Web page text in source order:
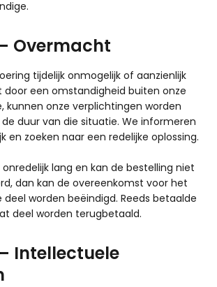
Overmacht
tijdelijk onmogelijk of aanzienlijk
door een omstandigheid buiten onze
kunnen onze verplichtingen worden
duur van die situatie. We informeren
en zoeken naar een redelijke oplossing.
lang en kan de bestelling niet
dan kan de overeenkomst voor het
worden beëindigd. Reeds betaalde
deel worden terugbetaald.
Intellectuele